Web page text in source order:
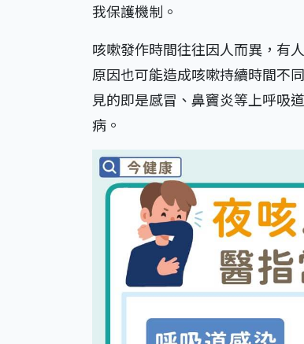
我保護機制。
咳嗽發作時間往往因人而異，有
原因也可能造成咳嗽持續時間不
見的即是感冒、鼻竇炎等上呼吸
病。